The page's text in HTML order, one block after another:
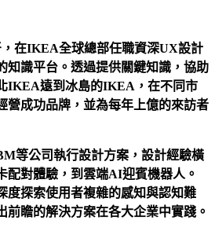
在IKEA全球總部任職資深UX設計
知識平台。透過提供關鍵知識，協助
IKEA遠到冰島的IKEA，在不同市
營成功品牌，並為每年上億的來訪者
等公司執行設計方案，設計經驗橫
配對體驗，到雲端AI迎賓機器人。
度探索使用者複雜的感知與認知難
前瞻的解決方案在各大企業中實踐。